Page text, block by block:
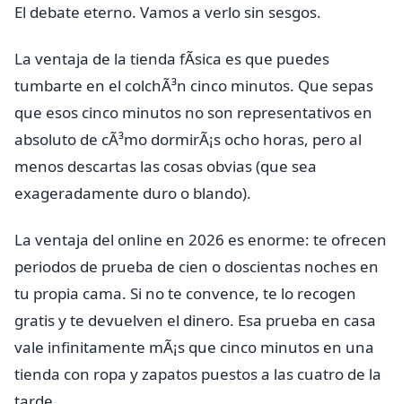
El debate eterno. Vamos a verlo sin sesgos.
La ventaja de la tienda fÃ­sica es que puedes
tumbarte en el colchÃ³n cinco minutos. Que sepas
que esos cinco minutos no son representativos en
absoluto de cÃ³mo dormirÃ¡s ocho horas, pero al
menos descartas las cosas obvias (que sea
exageradamente duro o blando).
La ventaja del online en 2026 es enorme: te ofrecen
periodos de prueba de cien o doscientas noches en
tu propia cama. Si no te convence, te lo recogen
gratis y te devuelven el dinero. Esa prueba en casa
vale infinitamente mÃ¡s que cinco minutos en una
tienda con ropa y zapatos puestos a las cuatro de la